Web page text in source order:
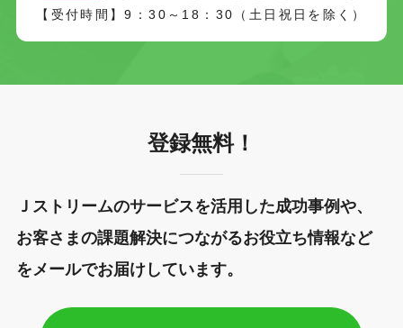
【受付時間】9：30～18：30（土日祝日を除く）
登録無料！
Ｊストリームのサービスを活用した成功事例や、
お客さまの課題解決につながるお役立ち情報など
をメールでお届けしています。